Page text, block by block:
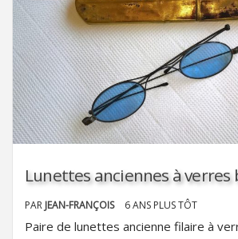
Lunettes anciennes à verres
PAR JEAN-FRANÇOIS 6 ANS PLUS TÔT
Paire de lunettes ancienne filaire à